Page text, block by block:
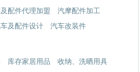
配件代理加盟
汽摩配件加工
及配件设计 汽车改装件
库存家居用品
收纳、洗晒用具